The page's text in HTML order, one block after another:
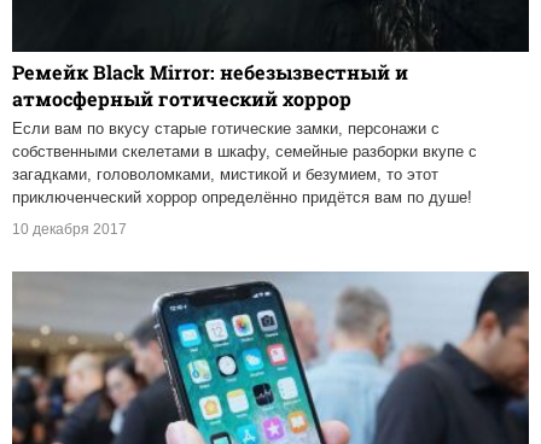
Ремейк Black Mirror: небезызвестный и
атмосферный готический хоррор
Если вам по вкусу старые готические замки, персонажи с
собственными скелетами в шкафу, семейные разборки вкупе с
загадками, головоломками, мистикой и безумием, то этот
приключенческий хоррор определённо придётся вам по душе!
10 декабря 2017